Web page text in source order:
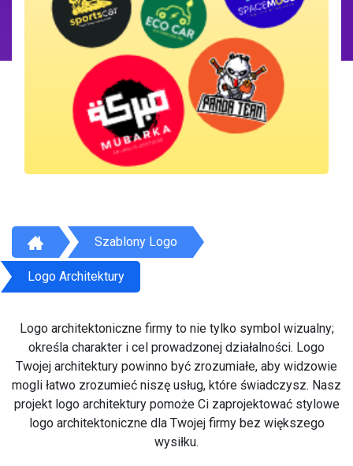
Szablony Logo
Logo Architektury
Logo architektoniczne firmy to nie tylko symbol wizualny;
określa charakter i cel prowadzonej działalności. Logo
Twojej architektury powinno być zrozumiałe, aby widzowie
mogli łatwo zrozumieć niszę usług, które świadczysz. Nasz
projekt logo architektury pomoże Ci zaprojektować stylowe
logo architektoniczne dla Twojej firmy bez większego
wysiłku.